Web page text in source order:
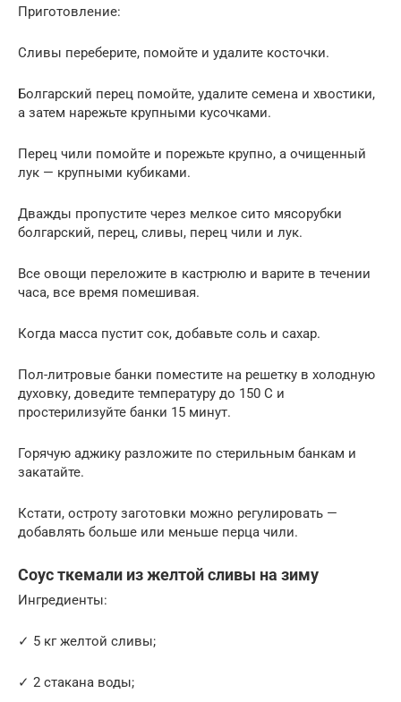
Приготовление:
Сливы переберите, помойте и удалите косточки.
Болгарский перец помойте, удалите семена и хвостики,
а затем нарежьте крупными кусочками.
Перец чили помойте и порежьте крупно, а очищенный
лук — крупными кубиками.
Дважды пропустите через мелкое сито мясорубки
болгарский, перец, сливы, перец чили и лук.
Все овощи переложите в кастрюлю и варите в течении
часа, все время помешивая.
Когда масса пустит сок, добавьте соль и сахар.
Пол-литровые банки поместите на решетку в холодную
духовку, доведите температуру до 150 С и
простерилизуйте банки 15 минут.
Горячую аджику разложите по стерильным банкам и
закатайте.
Кстати, остроту заготовки можно регулировать —
добавлять больше или меньше перца чили.
Соус ткемали из желтой сливы на зиму
Ингредиенты:
✓ 5 кг желтой сливы;
✓ 2 стакана воды;